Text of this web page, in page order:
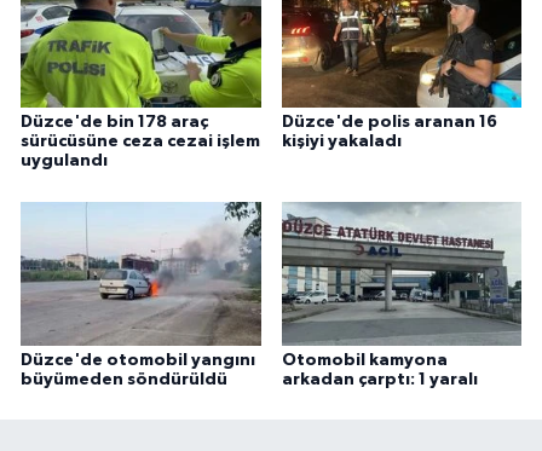
Düzce'de bin 178 araç
sürücüsüne ceza cezai işlem
uygulandı
Düzce'de polis aranan 16
kişiyi yakaladı
Düzce'de otomobil yangını
büyümeden söndürüldü
Otomobil kamyona
arkadan çarptı: 1 yaralı